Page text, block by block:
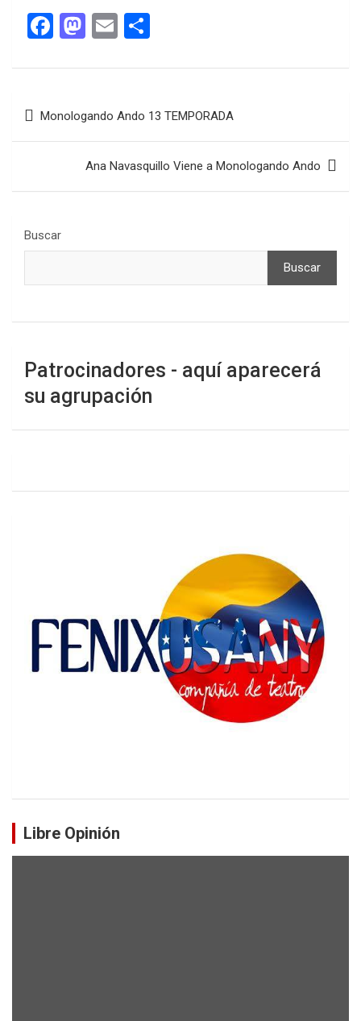
F
ce
o
M
st
d
o
n
E
ail m
p
ar
tir
Navegación
entradas
Monologando Ando 13 TEMPORADA
Ana Navasquillo Viene a Monologando Ando
Buscar
Buscar
Patrocinadores - aquí aparecerá
su agrupación
Libre Opinión